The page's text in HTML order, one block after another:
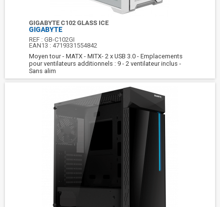
GIGABYTE C102 GLASS ICE
GIGABYTE
REF :GB-C102GI
EAN13 : 4719331554842
Moyen tour - MATX - MITX- 2 x USB 3.0 - Emplacements
pour ventilateurs additionnels : 9 - 2 ventilateur inclus -
Sans alim